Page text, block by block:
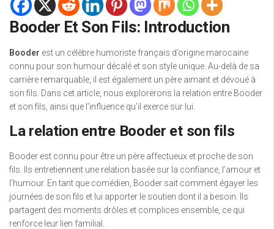
Booder Et Son Fils: Introduction
Booder est un célèbre humoriste français d’origine marocaine
connu pour son humour décalé et son style unique. Au-delà de sa
carrière remarquable, il est également un père aimant et dévoué à
son fils. Dans cet article, nous explorerons la relation entre Booder
et son fils, ainsi que l’influence qu’il exerce sur lui.
La relation entre Booder et son fils
Booder est connu pour être un père affectueux et proche de son
fils. Ils entretiennent une relation basée sur la confiance, l’amour et
l’humour. En tant que comédien, Booder sait comment égayer les
journées de son fils et lui apporter le soutien dont il a besoin. Ils
partagent des moments drôles et complices ensemble, ce qui
renforce leur lien familial.